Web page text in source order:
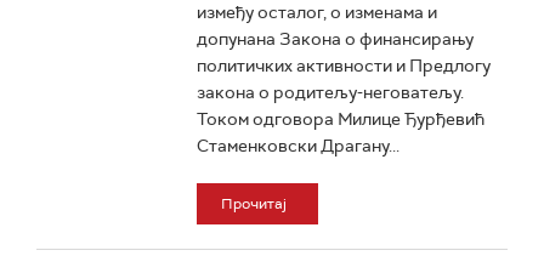
између осталог, о изменама и
допунана Закона о финансирању
политичких активности и Предлогу
закона о родитељу-неговатељу.
Током одговора Милице Ђурђевић
Стаменковски Драгану...
Прочитај